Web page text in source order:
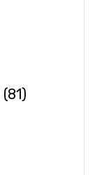
(81)